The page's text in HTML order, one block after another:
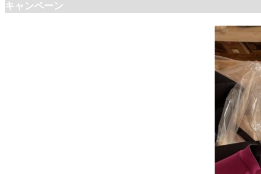
キャンペーン